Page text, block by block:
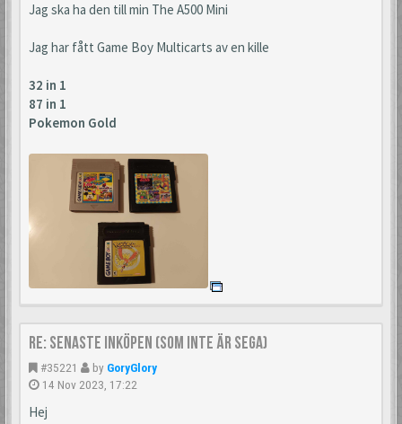
Jag ska ha den till min The A500 Mini
Jag har fått Game Boy Multicarts av en kille
32 in 1
87 in 1
Pokemon Gold
Re: Senaste inköpen (som inte är Sega)
#35221 by GoryGlory
14 Nov 2023, 17:22
Hej